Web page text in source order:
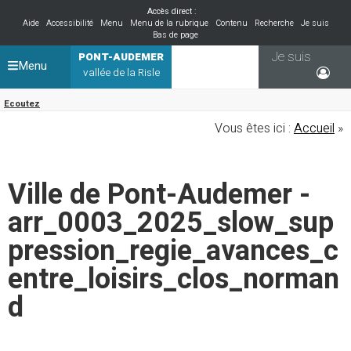
Accès direct :
Aide
Accessibilité Menu Menu de la rubrique Contenu Recherche
Je suis
Bas de page
PONT-AUDEMER
vallée de la Risle
Ecoutez
Je suis
Menu
Vous êtes ici : Accueil »
Ville de Pont-Audemer -
arr_0003_2025_slow_sup
pression_regie_avances_c
entre_loisirs_clos_norman
d